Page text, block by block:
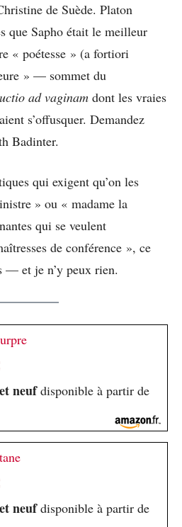
de Suède. Platon
que Sapho était le meilleur
« poétesse » (a fortiori
» — sommet du
ad vaginam dont les vraies
s’offusquer. Demandez
Badinter.
qui exigent qu’on les
» ou « madame la
qui se veulent
de conférence », ce
— et je n’y peux rien.
neufdisponible à partir de
neufdisponible à partir de